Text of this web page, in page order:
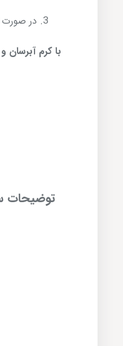
در صورت
با کرم آبرسان
توضیحات